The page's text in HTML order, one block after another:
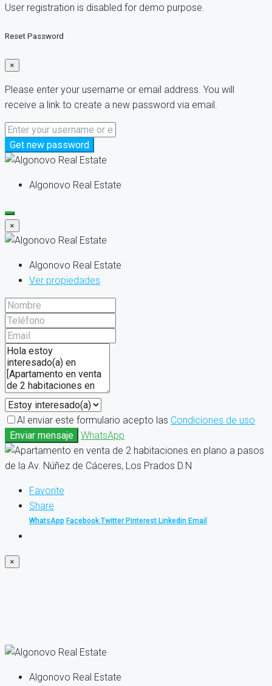
User registration is disabled for demo purpose.
Reset Password
×
Please enter your username or email address. You will
receive a link to create a new password via email.
Get new password
Algonovo Real Estate
×
Algonovo Real Estate
Ver propiedades
Al enviar este formulario acepto las Condiciones de uso
Enviar mensaje
WhatsApp
Favorite
Share
WhatsApp Facebook Twitter Pinterest Linkedin Email
×
Algonovo Real Estate